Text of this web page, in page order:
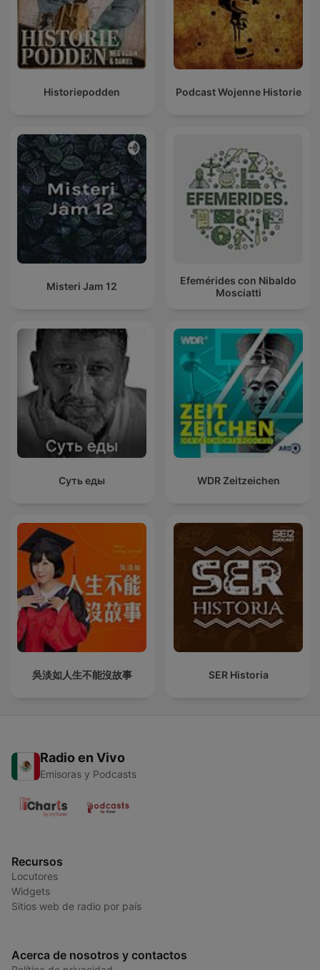
Historiepodden Podcast Wojenne Historie
Misteri Jam 12
Efemérides con Nibaldo
Mosciatti
Суть еды WDR Zeitzeichen
吳淡如人生不能沒故事 SER Historia
Radio en Vivo
Emisoras y Podcasts
Recursos
Locutores
Widgets
Sitios web de radio por país
Acerca de nosotros y contactos